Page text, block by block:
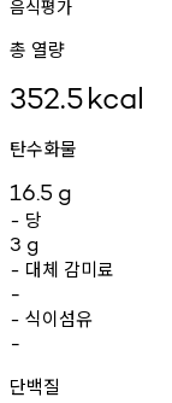
음식평가
총 열량
352.5kcal
탄수화물
16.5 g
- 당
3 g
- 대체 감미료
-
- 식이섬유
-
단백질